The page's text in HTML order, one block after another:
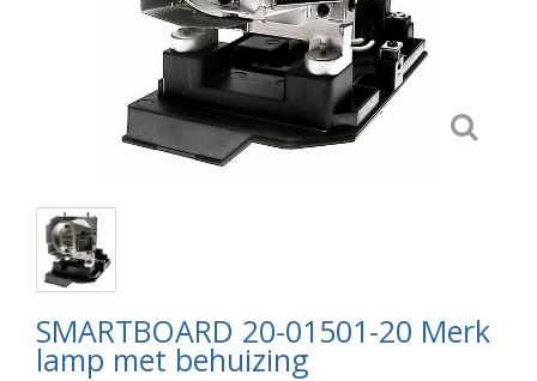
SMARTBOARD 20-01501-20 Merk
lamp met behuizing